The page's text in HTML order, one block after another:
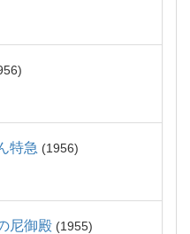
特急 1956
尼御殿 1955